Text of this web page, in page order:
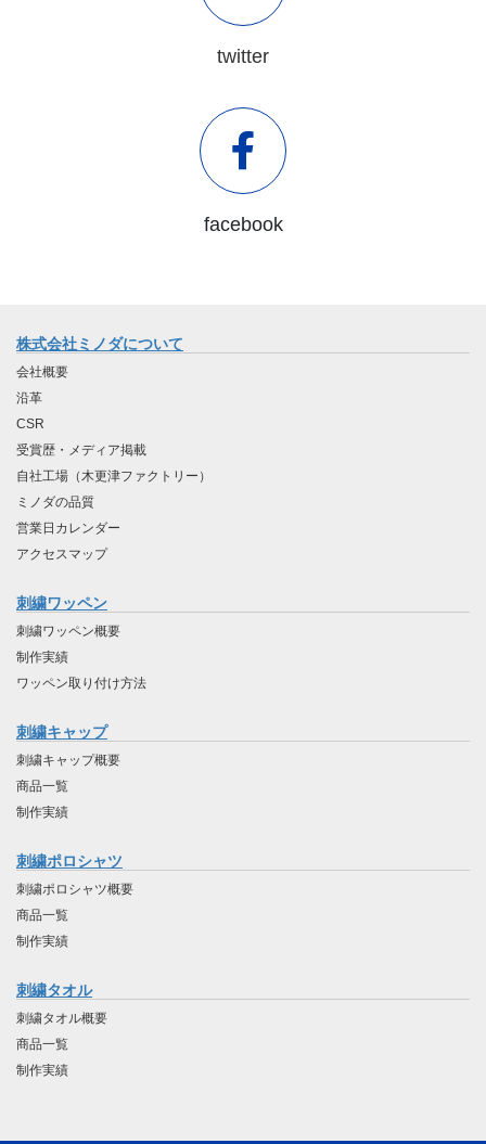
twitter
facebook
株式会社ミノダについて
会社概要
沿革
CSR
受賞歴・メディア掲載
自社工場（木更津ファクトリー）
ミノダの品質
営業日カレンダー
アクセスマップ
刺繍ワッペン
刺繍ワッペン概要
制作実績
ワッペン取り付け方法
刺繍キャップ
刺繍キャップ概要
商品一覧
制作実績
刺繍ポロシャツ
刺繍ポロシャツ概要
商品一覧
制作実績
刺繍タオル
刺繍タオル概要
商品一覧
制作実績